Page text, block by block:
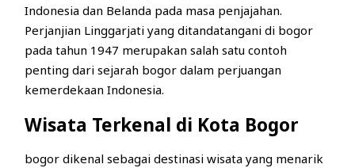
Indonesia dan Belanda pada masa penjajahan.
Perjanjian Linggarjati yang ditandatangani di bogor
pada tahun 1947 merupakan salah satu contoh
penting dari sejarah bogor dalam perjuangan
kemerdekaan Indonesia.
Wisata Terkenal di Kota Bogor
bogor dikenal sebagai destinasi wisata yang menarik